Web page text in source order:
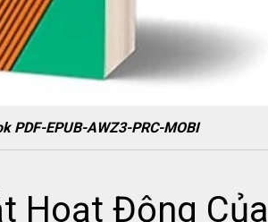
PDF-EPUB-AWZ3-PRC-MOBI
Hoạt Động Của